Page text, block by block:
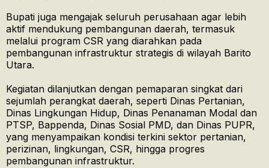
Bupati juga mengajak seluruh perusahaan agar lebih
aktif mendukung pembangunan daerah, termasuk
melalui program CSR yang diarahkan pada
pembangunan infrastruktur strategis di wilayah Barito
Utara.
Kegiatan dilanjutkan dengan pemaparan singkat dari
sejumlah perangkat daerah, seperti Dinas Pertanian,
Dinas Lingkungan Hidup, Dinas Penanaman Modal dan
PTSP, Bappenda, Dinas Sosial PMD, dan Dinas PUPR,
yang menyampaikan kondisi terkini sektor pertanian,
perizinan, lingkungan, CSR, hingga progres
pembangunan infrastruktur.